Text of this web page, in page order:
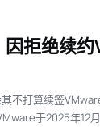
拒绝续
不打算续签
于2025年12